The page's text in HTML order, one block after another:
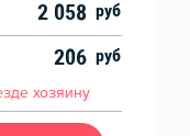
2 058
206
хозяину